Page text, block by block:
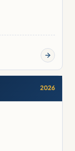
2026